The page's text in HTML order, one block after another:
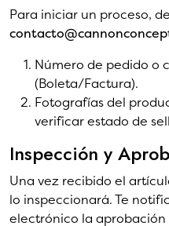
Para iniciar un proceso,
Número de pedido o
(Boleta/Factura).
Fotografías del
verificar estado de
Inspección y
Una vez recibido el
lo inspeccionará. Te
electrónico la